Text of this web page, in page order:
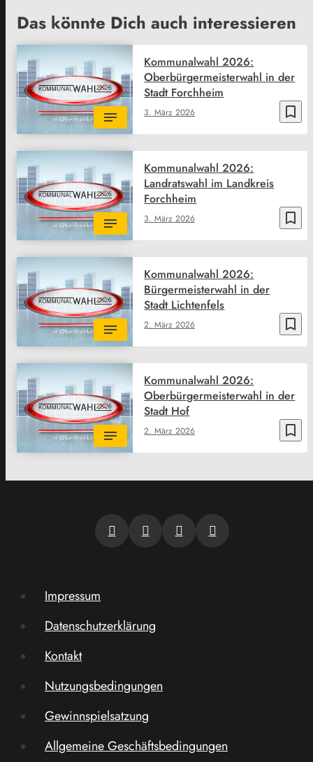
Das könnte Dich auch interessieren
bookmark_border
3. März 2026
Kommunalwahl 2026:
Oberbürgermeisterwahl in der
Stadt Forchheim
bookmark_border
3. März 2026
Kommunalwahl 2026:
Landratswahl im Landkreis
Forchheim
bookmark_border
2. März 2026
Kommunalwahl 2026:
Bürgermeisterwahl in der
Stadt Lichtenfels
bookmark_border
2. März 2026
Kommunalwahl 2026:
Oberbürgermeisterwahl in der
Stadt Hof
Impressum
Datenschutzerklärung
Kontakt
Nutzungsbedingungen
Gewinnspielsatzung
Allgemeine Geschäftsbedingungen